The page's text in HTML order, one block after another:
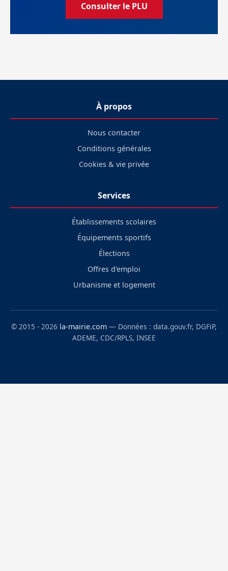
Consulter le PLU
À propos
Nous contacter
Conditions générales
Cookies & vie privée
Services
Établissements scolaires
Équipements sportifs
Élections
Offres d'emploi
Urbanisme et logement
© 2015 - 2026 la-mairie.com — Données : data.gouv.fr, DGFiP,
ADEME, CDC/RPLS, INSEE